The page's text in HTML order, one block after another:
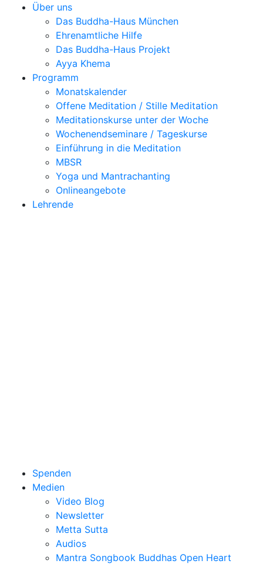
Über uns
Das Buddha-Haus München
Ehrenamtliche Hilfe
Das Buddha-Haus Projekt
Ayya Khema
Programm
Monatskalender
Offene Meditation / Stille Meditation
Meditationskurse unter der Woche
Wochenendseminare / Tageskurse
Einführung in die Meditation
MBSR
Yoga und Mantrachanting
Onlineangebote
Lehrende
Spenden
Medien
Video Blog
Newsletter
Metta Sutta
Audios
Mantra Songbook Buddhas Open Heart